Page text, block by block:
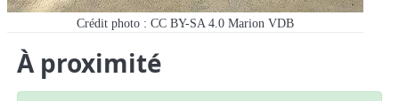
Crédit photo : CC BY-SA 4.0 Marion VDB
À proximité